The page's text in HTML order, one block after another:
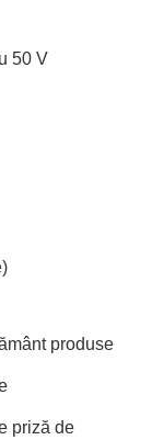
50 V
produse
priză de